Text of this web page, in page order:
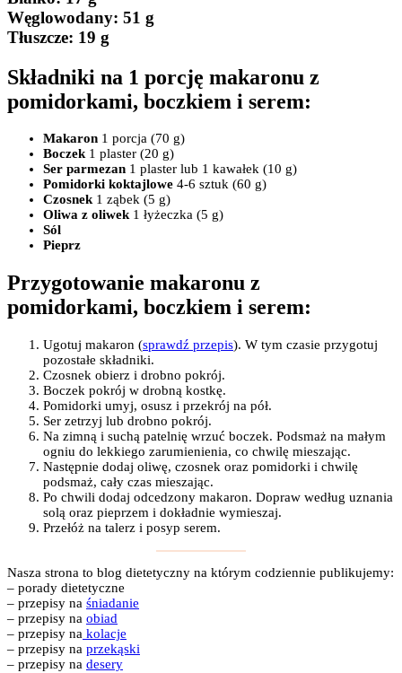
Węglowodany: 51 g
Tłuszcze: 19 g
Składniki na 1 porcję makaronu z
pomidorkami, boczkiem i serem:
Makaron 1 porcja (70 g)
Boczek1 plaster (20 g)
Ser parmezan 1 plaster lub 1 kawałek (10 g)
Pomidorki koktajlowe 4-6 sztuk (60 g)
Czosnek1 ząbek (5 g)
Oliwa z oliwek 1 łyżeczka (5 g)
Sól
Pieprz
Przygotowanie makaronu z
pomidorkami, boczkiem i serem:
Ugotuj makaron (sprawdź przepis). W tym czasie przygotuj
pozostałe składniki.
Czosnek obierz i drobno pokrój.
Boczek pokrój w drobną kostkę.
Pomidorki umyj, osusz i przekrój na pół.
Ser zetrzyj lub drobno pokrój.
Na zimną i suchą patelnię wrzuć boczek. Podsmaż na małym
ogniu do lekkiego zarumienienia, co chwilę mieszając.
Następnie dodaj oliwę, czosnek oraz pomidorki i chwilę
podsmaż, cały czas mieszając.
Po chwili dodaj odcedzony makaron. Dopraw według uznania
solą oraz pieprzem i dokładnie wymieszaj.
Przełóż na talerz i posyp serem.
Nasza strona to blog dietetyczny na którym codziennie publikujemy:
– porady dietetyczne
– przepisy na śniadanie
– przepisy na obiad
– przepisy na kolacje
– przepisy na przekąski
– przepisy na desery